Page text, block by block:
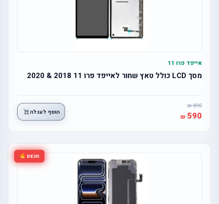
אייפד פרו 11
מסך LCD כולל טאץ שחור לאייפד פרו 11 2018 & 2020
890
590 הוסף לעגלה
מבצע